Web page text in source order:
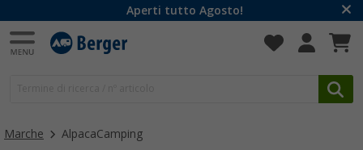
Aperti tutto Agosto!
Marche AlpacaCamping